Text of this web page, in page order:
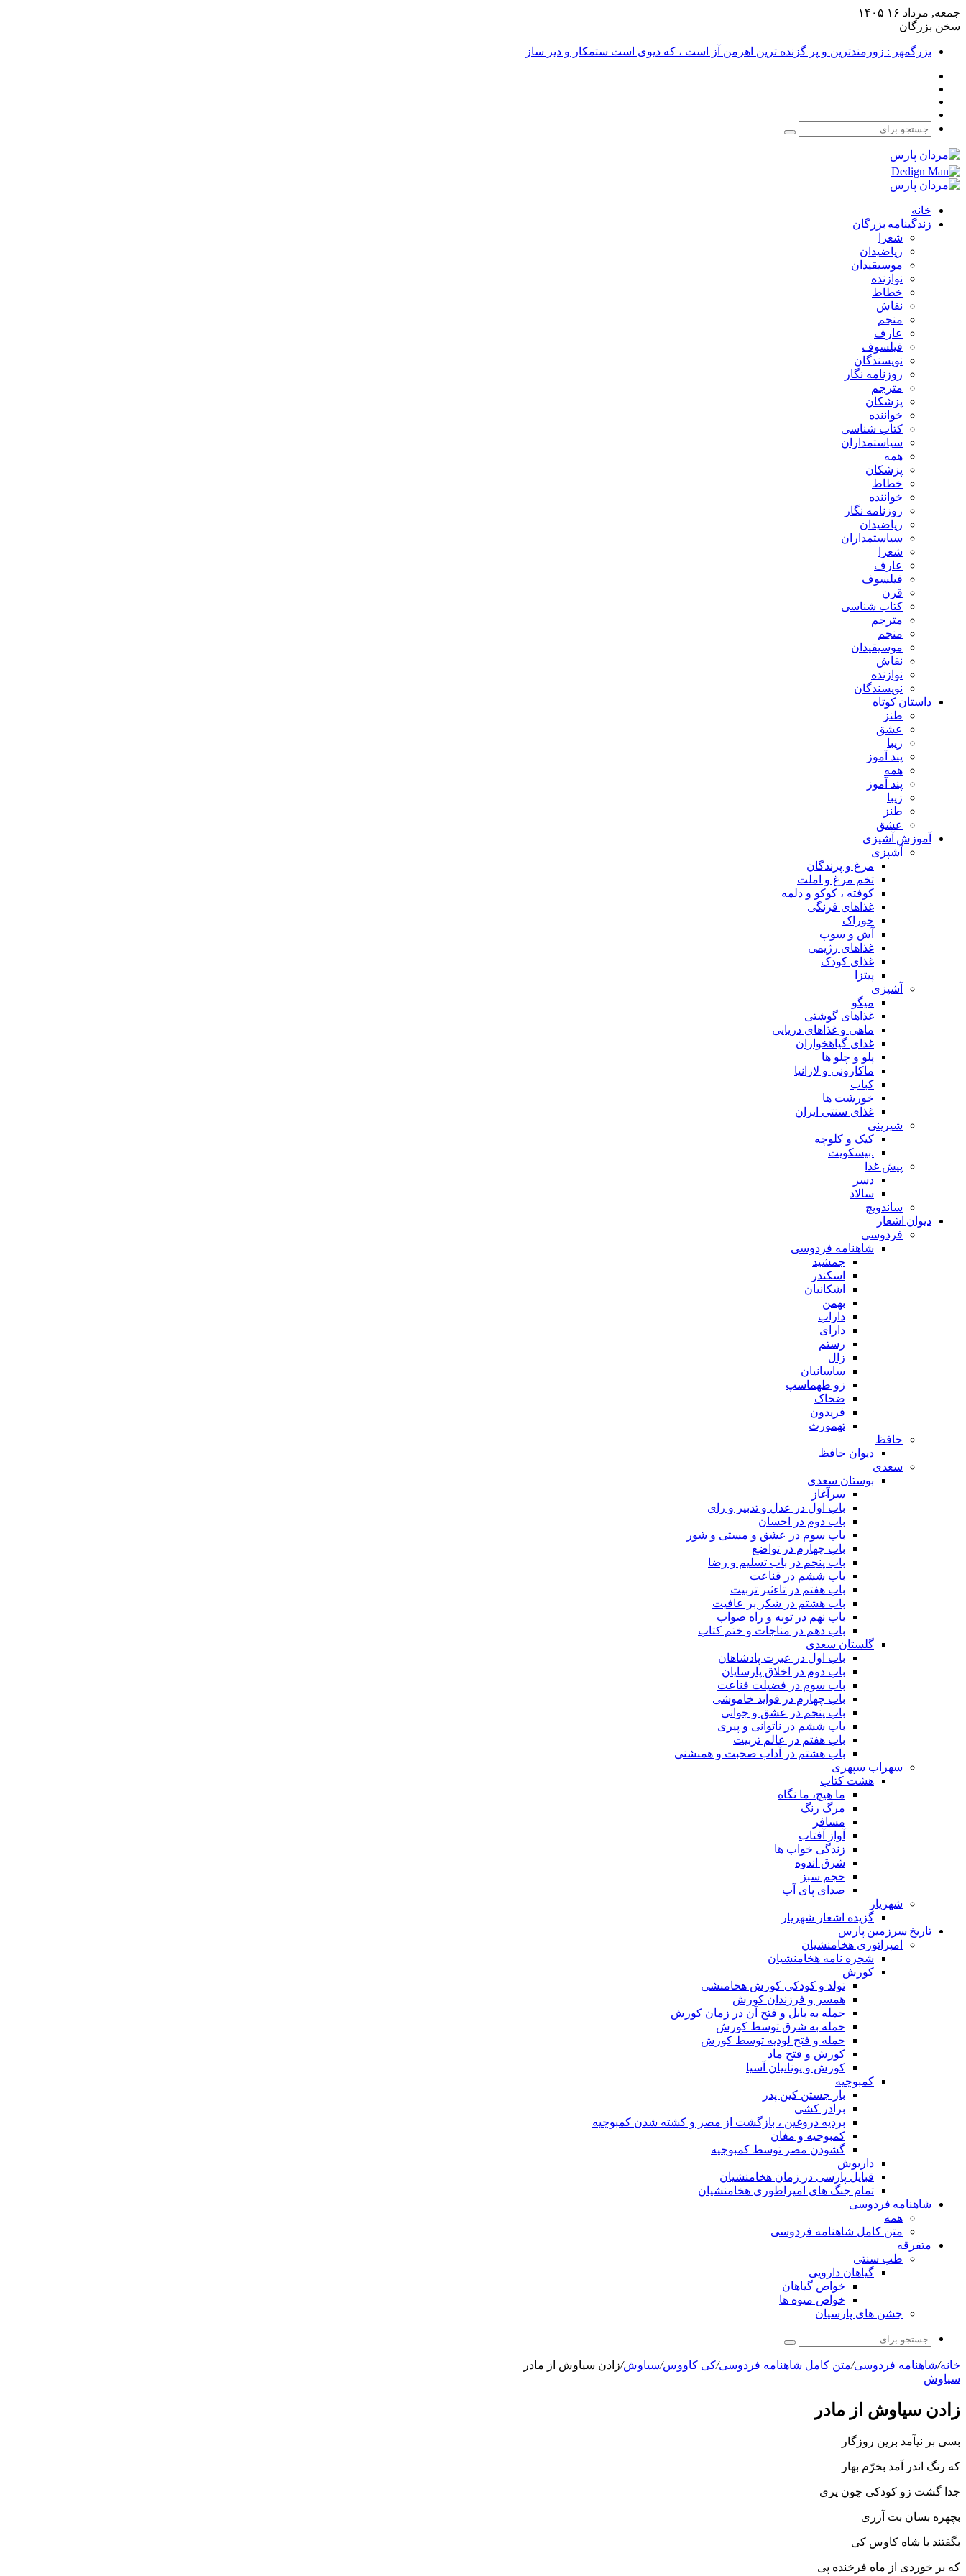
جمعه, مرداد ۱۶ ۱۴۰۵
سخن بزرگان
بزرگمهر : زورمندترین و پر گزنده ترین اهرمن آز است ، که دیوی است ستمکار و دیر ساز
جستجو
خانه
زندگینامه بزرگان
شعرا
ریاضیدان
موسیقیدان
نوازنده
خطاط
نقاش
منجم
عارف
فیلسوف
نویسندگان
روزنامه نگار
مترجم
پزشکان
خواننده
کتاب شناسی
سیاستمداران
همه
پزشکان
خطاط
خواننده
روزنامه نگار
ریاضیدان
سیاستمداران
شعرا
عارف
فیلسوف
قرن
کتاب شناسی
مترجم
منجم
موسیقیدان
نقاش
نوازنده
نویسندگان
داستان کوتاه
طنز
عشق
زیبا
پند آموز
همه
پند آموز
زیبا
طنز
عشق
آموزش آشپزی
آشپزی
مرغ و پرندگان
تخم مرغ و املت
کوفته ، کوکو و دلمه
غذاهای فرنگی
خوراک
آش و سوپ
غذاهای رژیمی
غذای کودک
پیتزا
آشپزی
میگو
غذاهای گوشتی
ماهی و غذاهای دریایی
غذای گیاهخواران
پلو و چلو ها
ماکارونی و لازانیا
کباب
خورشت ها
غذای سنتی ایران
شیرینی
کیک و کلوچه
.بیسکویت
پیش غذا
دسر
سالاد
ساندویچ
دیوان اشعار
فردوسی
شاهنامه فردوسی
جمشید
اسکندر
اشکانیان
بهمن
داراب
دارای
رستم
زال
ساسانیان
زو طهماسپ‏
ضحاک
فریدون
تهمورث
حافظ
دیوان حافظ
سعدی
بوستان سعدی
سرآغاز
باب اول در عدل و تدبیر و رای
باب دوم در احسان
باب سوم در عشق و مستی و شور
باب چهارم در تواضع
باب پنجم در باب تسلیم و رضا
باب ششم در قناعت
باب هفتم در تاءثیر تربیت
باب هشتم در شکر بر عافیت
باب نهم در توبه و راه صواب
باب دهم در مناجات و ختم کتاب
گلستان سعدی
باب اول در عبرت پادشاهان
باب دوم در اخلاق پارسایان
باب سوم در فضیلت قناعت
باب چهارم در فواید خاموشى
باب پنجم در عشق و جوانى
باب ششم در ناتوانى و پیرى
باب هفتم در عالم تربیت
باب هشتم در آداب صحبت و همنشنى
سهراب سپهری
هشت کتاب
ما هیچ، ما نگاه
مرگ رنگ
مسافر
آواز آفتاب
زندگی خواب ها
شرق اندوه
حجم سبز
صدای پای آب
شهریار
گزیده اشعار شهریار
تاریخ سرزمین پارس
امپراتوری هخامنشیان
شجره نامه هخامنشیان
کورش
تولد و کودکی کورش هخامنشی
همسر و فرزندان کورش
حمله به بابل و فتح آن در زمان کورش
حمله به شرق توسط کورش
حمله و فتح لودیه توسط کورش
کورش و فتح ماد
کورش و یونانیان آسیا
کمبوجیه
باز جستن کین پدر
برادر کشی
بردیه دروغین ، بازگشت از مصر و کشته شدن کمبوجیه
کمبوجیه و مغان
گشودن مصر توسط کمبوجیه
داریوش
قبایل پارسی در زمان هخامنشیان
تمام جنگ های امپراطوری هخامنشیان
شاهنامه فردوسی
همه
متن کامل شاهنامه فردوسی
متفرقه
طب سنتی
گیاهان دارویی
خواص گیاهان
خواص میوه ها
جشن های پارسیان
جستجو
برای
خانه/شاهنامه فردوسی/متن کامل شاهنامه فردوسی/کی کاووس/سیاوش/زادن سیاوش از مادر
سیاوش
زادن سیاوش از مادر
بسى بر نیآمد برین روزگار
که رنگ اندر آمد بخرّم بهار
جدا گشت زو کودکى چون پرى
بچهره بسان بت آزرى‏
بگفتند با شاه کاوس کى
که بر خوردى از ماه فرخنده پى‏